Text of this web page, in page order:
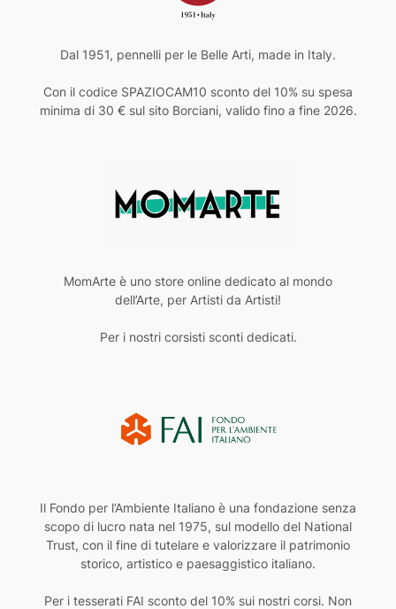
Dal 1951, pennelli per le Belle Arti, made in Italy.
Con il codice SPAZIOCAM10 sconto del 10% su spesa
minima di 30 € sul sito Borciani, valido fino a fine 2026.
MomArte è uno store online dedicato al mondo
dell’Arte, per Artisti da Artisti!
Per i nostri corsisti sconti dedicati.
Il Fondo per l’Ambiente Italiano è una fondazione senza
scopo di lucro nata nel 1975, sul modello del National
Trust, con il fine di tutelare e valorizzare il patrimonio
storico, artistico e paesaggistico italiano.
Per i tesserati FAI sconto del 10% sui nostri corsi. Non